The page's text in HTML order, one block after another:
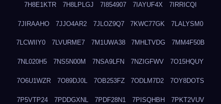
7H8E1KTR 7H8LPLGJ 7I854907 7IAYUF4X 7IRRICQI
7JIRAAHO 7JJO4AR2 7JLOZ9Q7 7KWC77GK 7LALYSM0
7LCWIIY0 7LVURME7 7M1UWA38 7MHLTVDG 7MM4F50B
7NL020H5 7NS5N00M 7NSA9LFN 7NZIGFWV 7O15HQUY
7O6U1WZR 7O89DJ0L 7OB253FZ 7ODLM7D2 7OY8DOTS
7P5VTP24 7PDDGXNL 7PDF28N1 7PISQHBH 7PKT2VUV